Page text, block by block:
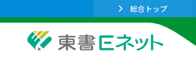
総合トップ